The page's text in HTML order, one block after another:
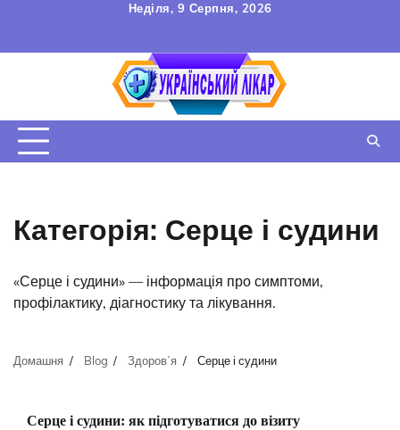
вмісту
Неділя, 9 Серпня, 2026
КОРИСТУВАЧА
Категорія: Серце і судини
«Серце і судини» — інформація про симптоми,
профілактику, діагностику та лікування.
Домашня Blog Здоровʼя Серце і судини
Серце і судини: як підготуватися до візиту